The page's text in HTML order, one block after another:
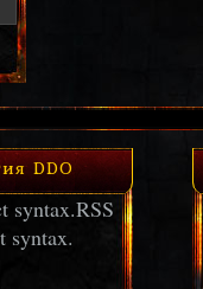
DDO
syntax.RSS
syntax.